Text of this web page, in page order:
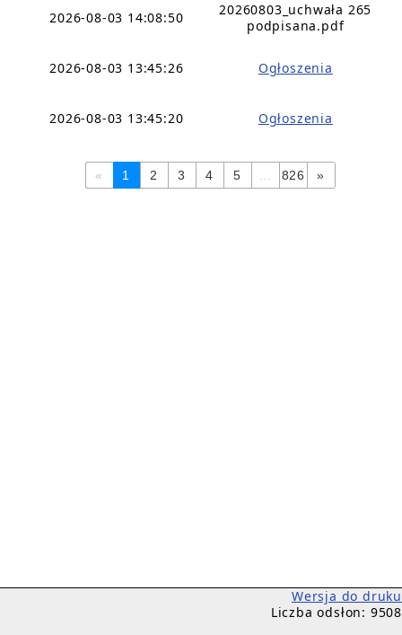
2026-08-03 14:08:50
20260803_uchwała 265
podpisana.pdf
2026-08-03 13:45:26 Ogłoszenia
2026-08-03 13:45:20 Ogłoszenia
« 1 2 3 4 5 826 »
Wersja do druku
Liczba odsłon: 9508